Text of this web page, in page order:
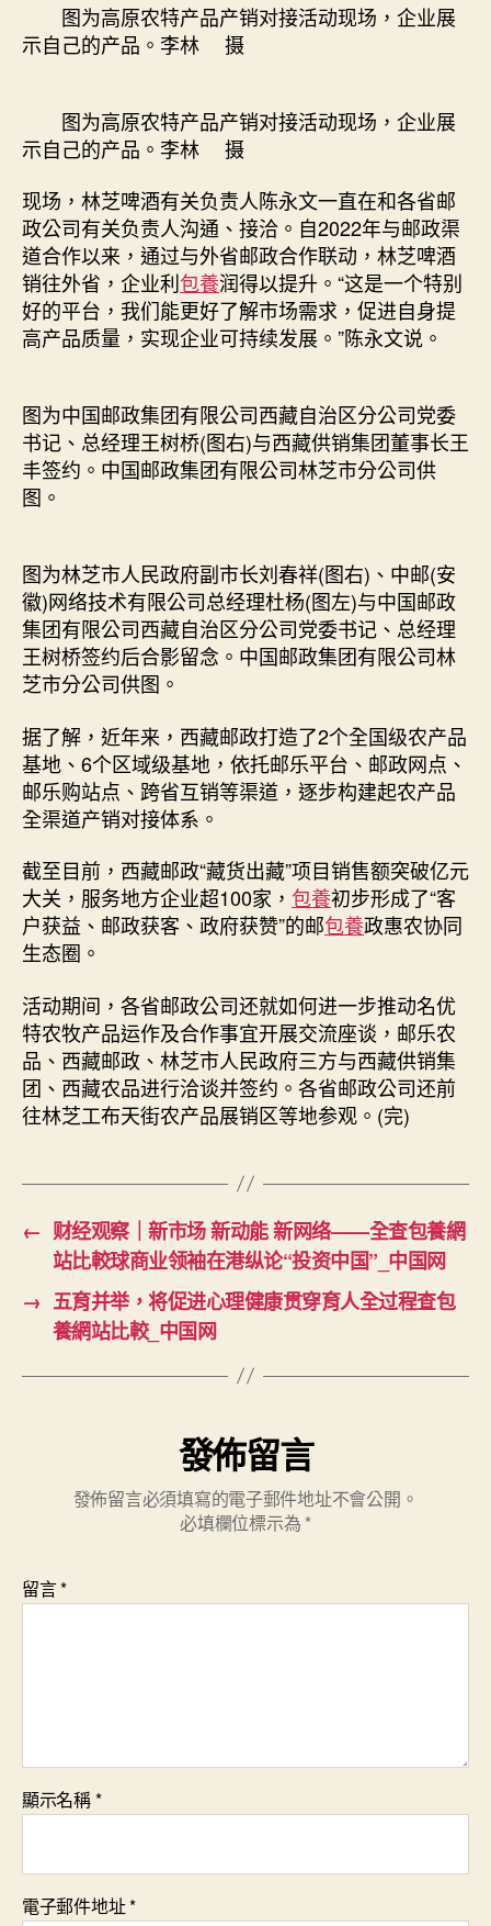
图为高原农特产品产销对接活动现场，企业展
示自己的产品。李林 摄
图为高原农特产品产销对接活动现场，企业展
示自己的产品。李林 摄
现场，林芝啤酒有关负责人陈永文一直在和各省邮
政公司有关负责人沟通、接洽。自2022年与邮政渠
道合作以来，通过与外省邮政合作联动，林芝啤酒
销往外省，企业利包養润得以提升。“这是一个特别
好的平台，我们能更好了解市场需求，促进自身提
高产品质量，实现企业可持续发展。”陈永文说。
图为中国邮政集团有限公司西藏自治区分公司党委
书记、总经理王树桥(图右)与西藏供销集团董事长王
丰签约。中国邮政集团有限公司林芝市分公司供
图。
图为林芝市人民政府副市长刘春祥(图右)、中邮(安
徽)网络技术有限公司总经理杜杨(图左)与中国邮政
集团有限公司西藏自治区分公司党委书记、总经理
王树桥签约后合影留念。中国邮政集团有限公司林
芝市分公司供图。
据了解，近年来，西藏邮政打造了2个全国级农产品
基地、6个区域级基地，依托邮乐平台、邮政网点、
邮乐购站点、跨省互销等渠道，逐步构建起农产品
全渠道产销对接体系。
截至目前，西藏邮政“藏货出藏”项目销售额突破亿元
大关，服务地方企业超100家， 包養初步形成了“客
户获益、邮政获客、政府获赞”的邮包養政惠农协同
生态圈。
活动期间，各省邮政公司还就如何进一步推动名优
特农牧产品运作及合作事宜开展交流座谈，邮乐农
品、西藏邮政、林芝市人民政府三方与西藏供销集
团、西藏农品进行洽谈并签约。各省邮政公司还前
往林芝工布天街农产品展销区等地参观。(完)
← 财经观察｜新市场 新动能 新网络——全查包養網
站比較球商业领袖在港纵论“投资中国”_中国网
→ 五育并举，将促进心理健康贯穿育人全过程查包
養網站比較_中国网
發佈留言
發佈留言必須填寫的電子郵件地址不會公開。
必填欄位標示為 *
留言*
顯示名稱*
電子郵件地址*